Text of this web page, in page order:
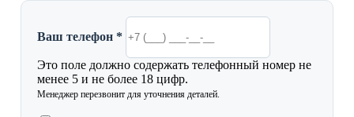
Ваш телефон *
Это поле должно содержать телефонный номер не
менее 5 и не более 18 цифр.
Менеджер перезвонит для уточнения деталей.